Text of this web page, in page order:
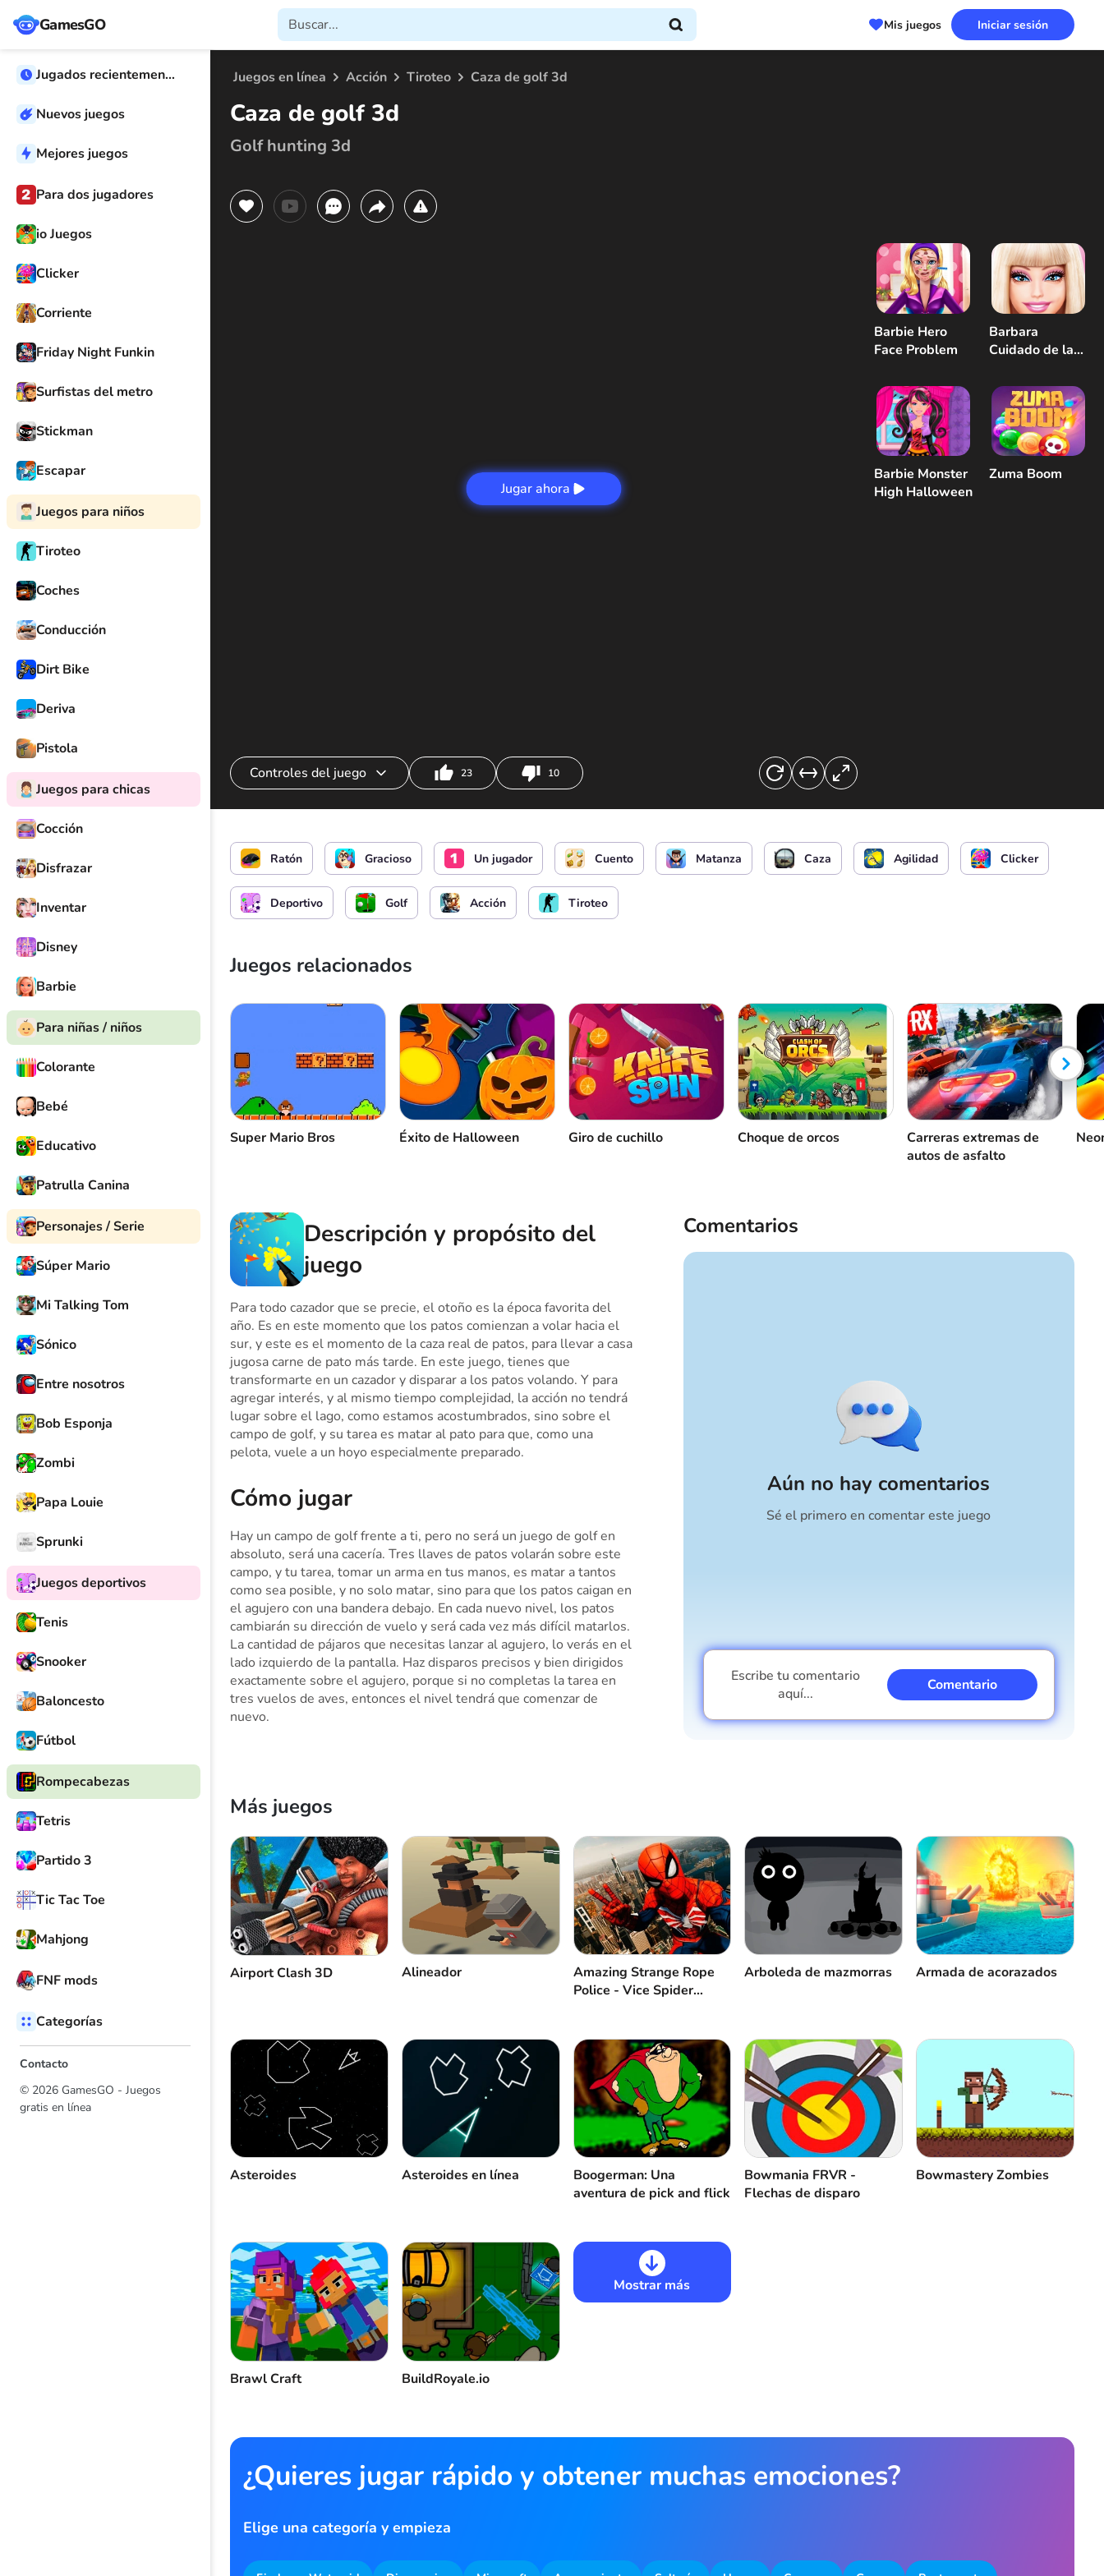
GamesGO Mis juegos Iniciar sesión
Jugados recientemente
Nuevos juegos
Mejores juegos
Para dos jugadores
io Juegos
Clicker
Corriente
Friday Night Funkin
Surfistas del metro
Stickman
Escapar
Juegos para niños
Tiroteo
Coches
Conducción
Dirt Bike
Deriva
Pistola
Juegos para chicas
Cocción
Disfrazar
Inventar
Disney
Barbie
Para niñas / niños
Colorante
Bebé
Educativo
Patrulla Canina
Personajes / Serie
Súper Mario
Mi Talking Tom
Sónico
Entre nosotros
Bob Esponja
Zombi
Papa Louie
Sprunki
Juegos deportivos
Tenis
Snooker
Baloncesto
Fútbol
Rompecabezas
Tetris
Partido 3
Tic Tac Toe
Mahjong
FNF mods
Categorías
Contacto
© 2026 GamesGO - Juegos
gratis en línea
Juegos en línea Acción Tiroteo Caza de golf 3d
Caza de golf 3d
Golf hunting 3d
Jugar ahora
Barbie Hero
Face Problem
Barbara
Cuidado de la
Barbie Monster
High Halloween
Zuma Boom
Controles del juego 23 10
Dispara un arma o Recargar
Ratón Gracioso Un jugador Cuento Matanza Caza Agilidad Clicker
Deportivo Golf Acción Tiroteo
Juegos relacionados
Super Mario Bros Éxito de Halloween Giro de cuchillo Choque de orcos
Carreras extremas de
autos de asfalto
Descripción y propósito del
juego
Para todo cazador que se precie, el otoño es la época favorita del
año. Es en este momento que los patos comienzan a volar hacia el
sur, y este es el momento de la caza real de patos, para llevar a casa
jugosa carne de pato más tarde. En este juego, tienes que
transformarte en un cazador y disparar a los patos volando. Y para
agregar interés, y al mismo tiempo complejidad, la acción no tendrá
lugar sobre el lago, como estamos acostumbrados, sino sobre el
campo de golf, y su tarea es matar al pato para que, como una
pelota, vuele a un hoyo especialmente preparado.
Cómo jugar
Hay un campo de golf frente a ti, pero no será un juego de golf en
absoluto, será una cacería. Tres llaves de patos volarán sobre este
campo, y tu tarea, tomar un arma en tus manos, es matar a tantos
como sea posible, y no solo matar, sino para que los patos caigan en
el agujero con una bandera debajo. En cada nuevo nivel, los patos
cambiarán su dirección de vuelo y será cada vez más difícil matarlos.
La cantidad de pájaros que necesitas lanzar al agujero, lo verás en el
lado izquierdo de la pantalla. Haz disparos precisos y bien dirigidos
exactamente sobre el agujero, porque si no completas la tarea en
tres vuelos de aves, entonces el nivel tendrá que comenzar de
nuevo.
Comentarios
Aún no hay comentarios
Sé el primero en comentar este juego
Escribe tu comentario
aquí...
Comentario
Cancelar Comentario
Más juegos
Airport Clash 3D Alineador
Amazing Strange Rope
Police - Vice Spider
Arboleda de mazmorras Armada de acorazados
Asteroides Asteroides en línea
Boogerman: Una
aventura de pick and flick
Bowmania FRVR -
Flechas de disparo
Bowmastery Zombies
Brawl Craft BuildRoyale.io
Mostrar más
¿Quieres jugar rápido y obtener muchas emociones?
Elige una categoría y empieza